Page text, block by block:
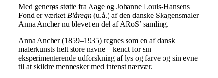
Med generøs støtte fra Aage og Johanne Louis-Hansens
Fond er værket Blåregn (u.å.) af den danske Skagensmaler
Anna Ancher nu blevet en del af ARoS’ samling.
Anna Ancher (1859–1935) regnes som en af dansk
malerkunsts helt store navne – kendt for sin
eksperimenterende udforskning af lys og farve og sin evne
til at skildre mennesker med intenst nærvær.